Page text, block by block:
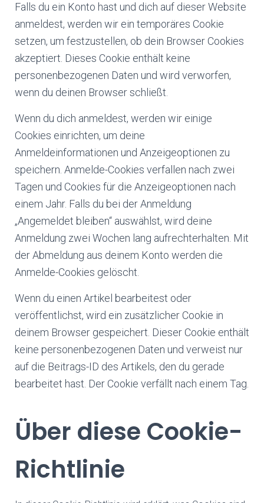
Falls du ein Konto hast und dich auf dieser Website
anmeldest, werden wir ein temporäres Cookie
setzen, um festzustellen, ob dein Browser Cookies
akzeptiert. Dieses Cookie enthält keine
personenbezogenen Daten und wird verworfen,
wenn du deinen Browser schließt.
Wenn du dich anmeldest, werden wir einige
Cookies einrichten, um deine
Anmeldeinformationen und Anzeigeoptionen zu
speichern. Anmelde-Cookies verfallen nach zwei
Tagen und Cookies für die Anzeigeoptionen nach
einem Jahr. Falls du bei der Anmeldung
„Angemeldet bleiben“ auswählst, wird deine
Anmeldung zwei Wochen lang aufrechterhalten. Mit
der Abmeldung aus deinem Konto werden die
Anmelde-Cookies gelöscht.
Wenn du einen Artikel bearbeitest oder
veröffentlichst, wird ein zusätzlicher Cookie in
deinem Browser gespeichert. Dieser Cookie enthält
keine personenbezogenen Daten und verweist nur
auf die Beitrags-ID des Artikels, den du gerade
bearbeitet hast. Der Cookie verfällt nach einem Tag.
Über diese Cookie-
Richtlinie